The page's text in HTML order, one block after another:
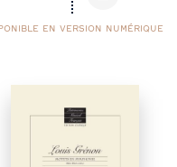
EN VERSION NUMÉRIQUE